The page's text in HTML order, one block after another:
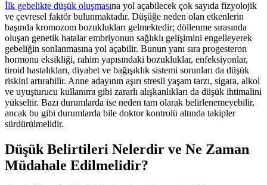
İlk gebelikte düşük oluşmasına yol açabilecek çok sayıda fizyolojik
ve çevresel faktör bulunmaktadır. Düşüğe neden olan etkenlerin
başında kromozom bozuklukları gelmektedir; döllenme sırasında
oluşan genetik hatalar embriyonun sağlıklı gelişimini engelleyerek
gebeliğin sonlanmasına yol açabilir. Bunun yanı sıra progesteron
hormonu eksikliği, rahim yapısındaki bozukluklar, enfeksiyonlar,
tiroid hastalıkları, diyabet ve bağışıklık sistemi sorunları da düşük
riskini artırabilir. Anne adayının aşırı stresli yaşam tarzı, sigara, alkol
ve uyuşturucu kullanımı gibi zararlı alışkanlıkları da düşük ihtimalini
yükseltir. Bazı durumlarda ise neden tam olarak belirlenemeyebilir,
ancak bu gibi durumlarda bile doktor kontrolü altında takipler
sürdürülmelidir.
Düşük Belirtileri Nelerdir ve Ne Zaman
Müdahale Edilmelidir?